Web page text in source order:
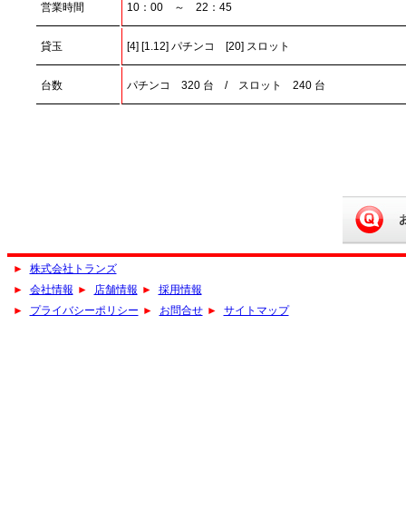
営業時間 10：00 ～ 22：45
貸玉 [4] [1.12] パチンコ [20] スロット
台数 パチンコ 320 台 / スロット 240 台
►
株式会社トランズ
►
会社情報 ► 店舗情報 ►
採用情報
►
プライバシーポリシー ► お問合せ ► サイトマップ